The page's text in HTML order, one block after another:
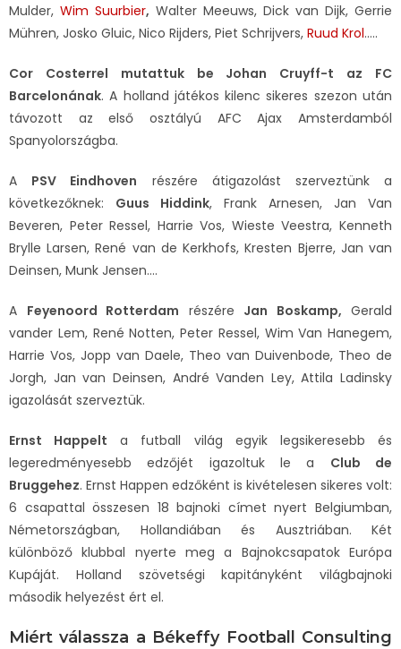
Mulder, Wim Suurbier, Walter Meeuws, Dick van Dijk, Gerrie
Mühren, Josko Gluic, Nico Rijders, Piet Schrijvers, Ruud Krol…..
Cor Costerrel mutattuk be Johan Cruyff-t az FC
Barcelonának. A holland játékos kilenc sikeres szezon után
távozott az első osztályú AFC Ajax Amsterdamból
Spanyolországba.
A PSV Eindhoven részére átigazolást szerveztünk a
következőknek: Guus Hiddink, Frank Arnesen, Jan Van
Beveren, Peter Ressel, Harrie Vos, Wieste Veestra, Kenneth
Brylle Larsen, René van de Kerkhofs, Kresten Bjerre, Jan van
Deinsen, Munk Jensen….
A Feyenoord Rotterdam részére Jan Boskamp, Gerald
vander Lem, René Notten, Peter Ressel, Wim Van Hanegem,
Harrie Vos, Jopp van Daele, Theo van Duivenbode, Theo de
Jorgh, Jan van Deinsen, André Vanden Ley, Attila Ladinsky
igazolását szerveztük.
Ernst Happelt a futball világ egyik legsikeresebb és
legeredményesebb edzőjét igazoltuk le a Club de
Bruggehez. Ernst Happen edzőként is kivételesen sikeres volt:
6 csapattal összesen 18 bajnoki címet nyert Belgiumban,
Németországban, Hollandiában és Ausztriában. Két
különböző klubbal nyerte meg a Bajnokcsapatok Európa
Kupáját. Holland szövetségi kapitányként világbajnoki
második helyezést ért el.
Miért válassza a Békeffy Football Consulting